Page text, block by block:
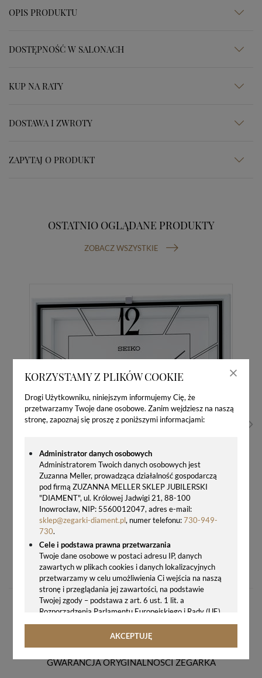
KORZYSTAMY Z PLIKÓW COOKIE
Drogi Użytkowniku, niniejszym informujemy Cię, że
przetwarzamy Twoje dane osobowe. Zanim wejdziesz na naszą
stronę, zapoznaj się proszę z poniższymi informacjami:
Administrator danych osobowych
Administratorem Twoich danych osobowych jest
Zuzanna Meller, prowadząca działalność gospodarczą
pod firmą ZUZANNA MELLER SKLEP JUBILERSKI
"DIAMENT", ul. Królowej Jadwigi 21, 88-100
Inowrocław, NIP: 5560012047, adres e-mail:
sklep@zegarki-diament.pl, numer telefonu:730-949-
730.
Cele i podstawa prawna przetwarzania
Twoje dane osobowe w postaci adresu IP, danych
zawartych w plikach cookies i danych lokalizacyjnych
przetwarzamy w celu umożliwienia Ci wejścia na naszą
stronę i przeglądania jej zawartości, na podstawie
Twojej zgody – podstawa z art. 6 ust. 1 lit. a
Rozporządzenia Parlamentu Europejskiego i Rady (UE)
2016/679 z 27.04.2016 r. w sprawie ochrony osób
fizycznych w związku z przetwarzaniem danych
rozporządzenie o ochronie danych, tj. RODO).
AKCEPTUJĘ
OPIS PRODUKTU
DOSTĘPNOŚĆ W SALONACH
KUP NA RATY
DOSTAWA I ZWROTY
ZAPYTAJ O PRODUKT
OSTATNIO OGLĄDANE PRODUKTY
ZOBACZ WSZYSTKIE
268,00 zł
GWARANCJA ORYGINALNOŚCI ZEGARKA